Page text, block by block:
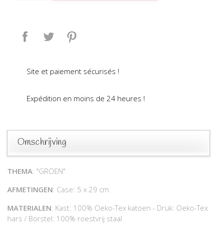
Delen Tweet
Site et paiement sécurisés !
Expédition en moins de 24 heures !
Omschrijving
THEMA: "GROEN"
AFMETINGEN: Case: 5 x 29 cm
MATERIALEN: Kast: 100% Oeko-Tex katoen - Druk: Oeko-Tex
hars / Borstel: 100% roestvrij staal